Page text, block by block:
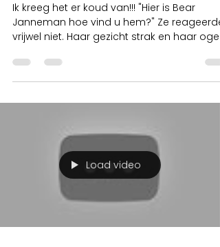
Ik kreeg het er koud van!!! "Hier is Bear
Janneman hoe vind u hem?" Ze reageerde
vrijwel niet. Haar gezicht strak en haar ogen
Load video